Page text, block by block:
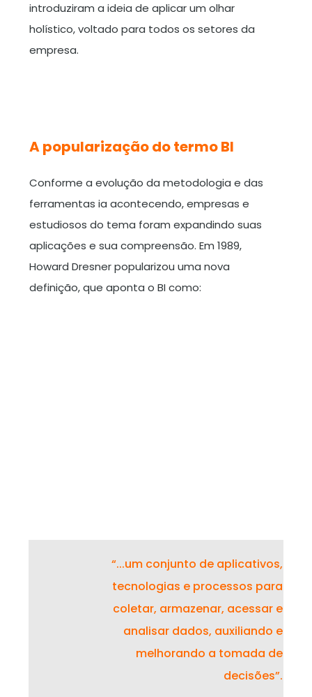
introduziram a ideia de aplicar um olhar
holístico, voltado para todos os setores da
empresa.
A popularização do termo BI
Conforme a evolução da metodologia e das
ferramentas ia acontecendo, empresas e
estudiosos do tema foram expandindo suas
aplicações e sua compreensão. Em 1989,
Howard Dresner popularizou uma nova
definição, que aponta o BI como:
“...um conjunto de aplicativos,
tecnologias e processos para
coletar, armazenar, acessar e
analisar dados, auxiliando e
melhorando a tomada de
decisões”.